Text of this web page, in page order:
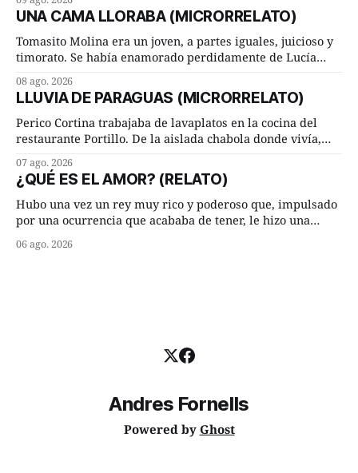
incompleta. Un equipo internacional de arqueólogos,
liderado por el investigador finlandés Martti Pärssinen,
de la Universidad de Helsinki, junto con especialistas de
Brasil y
UNA CAMA LLORABA (MICRORRELATO)
Tomasito Molina era un joven, a partes iguales, juicioso y
timorato. Se había enamorado perdidamente de Lucía
ambos les iba de maravilla. Pero mantenían absoluta
discrepancia en un deseo ineluctable por parte de ella.
Lucía Arriate quería que ellos
08 ago. 2026
LLUVIA DE PARAGUAS (MICRORRELATO)
Perico Cortina trabajaba de lavaplatos en la cocina del
restaurante Portillo. De la aislada chabola donde vivía,
cuarto de hora andando a buen paso. Cierta noche,
terminada su jornada laboral caminaba él hacía su mísera
morada cundo comenzó a llover
07 ago. 2026
¿QUÉ ES EL AMOR? (RELATO)
Hubo una vez un rey muy rico y poderoso que, impulsado
por una ocurrencia que acababa de tener, le hizo una
Dime, hombre sabio, ¿qué es el amor según tú? Su
06 ago. 2026
Andres Fornells
Powered by Ghost